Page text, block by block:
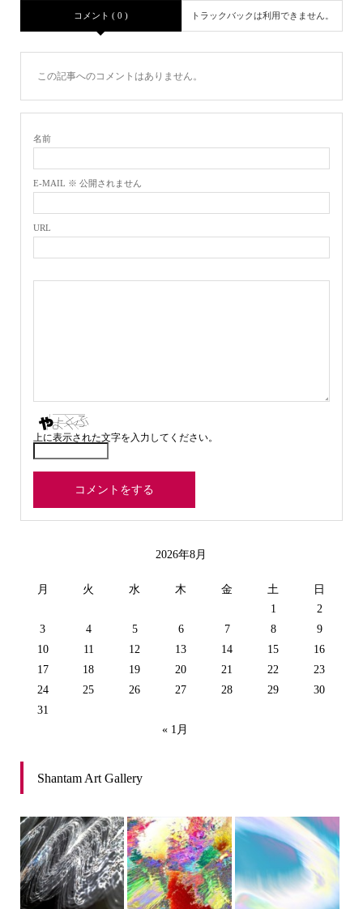
コメント ( 0 ) トラックバックは利用できません。
この記事へのコメントはありません。
名前
E-MAIL ※ 公開されません
URL
上に表示された文字を入力してください。
2026年8月
月 火 水 木 金 土
日
1
2
3
4 5 6 7 8
9
10
11 12 13 14 15
16
17
18 19 20 21 22
23
24
25 26 27 28 29
30
31
« 1月
Shantam Art Gallery